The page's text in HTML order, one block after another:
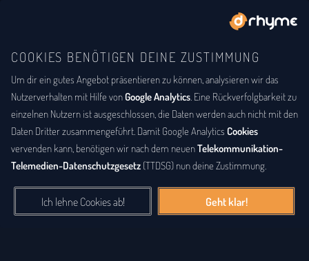
COOKIES BENÖTIGEN DEINE ZUSTIMMUNG
Um dir ein gutes Angebot präsentieren zu können, analysieren wir das
Nutzerverhalten mit Hilfe vonGoogle Analytics. Eine Rückverfolgbarkeit zu
einzelnen Nutzern ist ausgeschlossen, die Daten werden auch nicht mit den
Daten Dritter zusammengeführt. Damit Google Analytics Cookies
vervenden kann, benötigen wir nach dem neuenTelekommunikation-
Telemedien-Datenschutzgesetz (TTDSG) nun deine Zustimmung.
Ich lehne Cookies ab! Geht klar!
BUCHSTABENTAUSCH ANAGRAMM
Anagramm-Lexikon
DasAnagrammlexikonbietet eine alphabetische Auflistung aller
Wörter, zu denen Anagramme existieren. EinAnagrammist eine
Buchstabenfolge, die durch Vertauschung der Buchstaben einer
Wörter und auch ganze Sätze sein. Bei diesem Lexikon hingegen
geht es einzig um real existierende, einzelne Wörter, die durch